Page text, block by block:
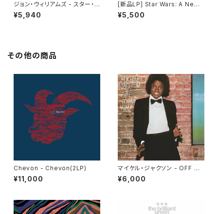
ジョン・ウィリアムズ - スター・ウ
ォーズ／帝国の逆襲 (オリジナ
ル・サウンドトラック) (2LP)
¥5,940
[新品LP] Star Wars: A New
Hope / スター・ウォーズ エピソ
ード4/新たなる希望
¥5,500
その他の商品
Chevon - Chevon(2LP)
¥11,000
マイケル・ジャクソン - OFF TH
E WALL(LP)
¥6,000